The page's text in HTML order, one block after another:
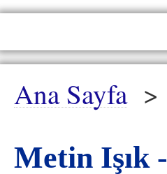
Ana Sayfa >
Metin Işık -